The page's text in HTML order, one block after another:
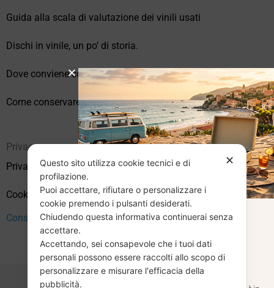
Guida alla scala di valutazione dei vinili usati
Dischi in vinile, un po’ di storia.
Dove conviene comprare vinili online?
Come conservare correttamente i vinili usati
Privacy
Privacy Policy
Cookie Policy (UE)
Consenso
✕
Questo sito utilizza cookie tecnici e di
profilazione.
Puoi accettare, rifiutare o personalizzare i
cookie premendo i pulsanti desiderati.
Chiudendo questa informativa continuerai senza
accettare.
Accettando, sei consapevole che i tuoi dati
personali possono essere raccolti allo scopo di
personalizzare e misurare l'efficacia della
pubblicità.
CHIUSURA
ESTIVA